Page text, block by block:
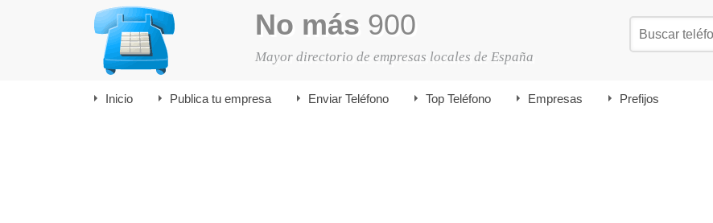
No más 900
Mayor directorio de empresas locales de España
Inicio Publica tu empresa Enviar Teléfono Top Teléfono Empresas Prefijos